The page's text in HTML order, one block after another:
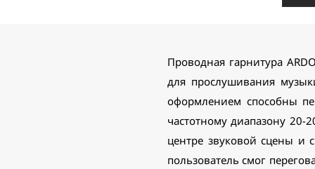
Проводная гарнитура
для прослушивания
оформлением способны
частотному диапазону 20-
центре звуковой сцены и
пользователь смог